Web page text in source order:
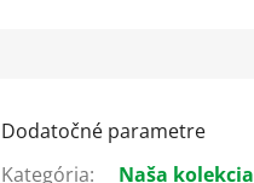
Dodatočné parametre
Kategória:
Naša kolekcia